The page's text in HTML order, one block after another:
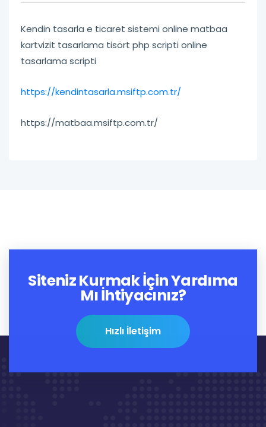
Kendin tasarla e ticaret sistemi online matbaa
kartvizit tasarlama tisört php scripti online
tasarlama scripti
https://kendintasarla.msiftp.com.tr/
https://matbaa.msiftp.com.tr/
Siteniz Kurmak İçin Yardıma
Mı İhtiyacınız?
Hızlı İletişim